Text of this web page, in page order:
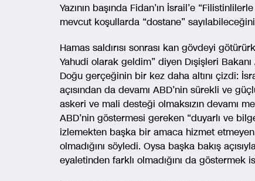
Yazının başında Fidan’ın İsrail’e
mevcut koşullarda “dostane”
Hamas saldırısı sonrası kan gövdeyi
Yahudi olarak geldim” diyen Dışişleri
Doğu gerçeğinin bir kez daha altını çizdi:
açısından da devamı ABD’nin sürekli ve
askeri ve mali desteği olmaksızın devamı
ABD’nin göstermesi gereken “duyarlı ve
izlemekten başka bir amaca hizmet
olmadığını söyledi. Oysa başka bakış
eyaletinden farklı olmadığını da göstermek